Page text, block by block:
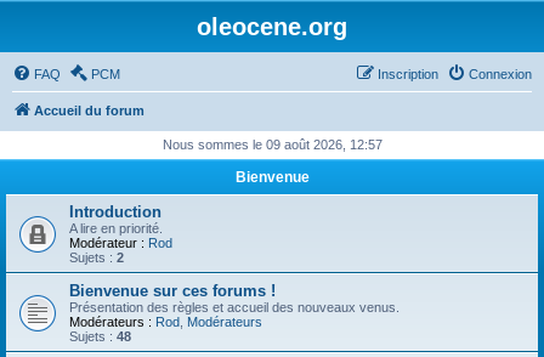
oleocene.org
FAQ PCM Connexion
Inscription
Accueil du forum
Nous sommes le 09 août 2026, 12:57
Bienvenue
Introduction
A lire en priorité.
Modérateur : Rod
Sujets : 2
Bienvenue sur ces forums !
Présentation des règles et accueil des nouveaux venus.
Modérateurs : Rod Modérateurs
Sujets : 48